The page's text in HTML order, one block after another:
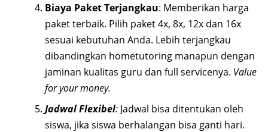
Biaya Paket Terjangkau: Memberikan harga
paket terbaik. Pilih paket 4x, 8x, 12x dan 16x
sesuai kebutuhan Anda. Lebih terjangkau
dibandingkan hometutoring manapun dengan
jaminan kualitas guru dan full servicenya. Value
for your money.
Jadwal Flexibel: Jadwal bisa ditentukan oleh
siswa, jika siswa berhalangan bisa ganti hari.